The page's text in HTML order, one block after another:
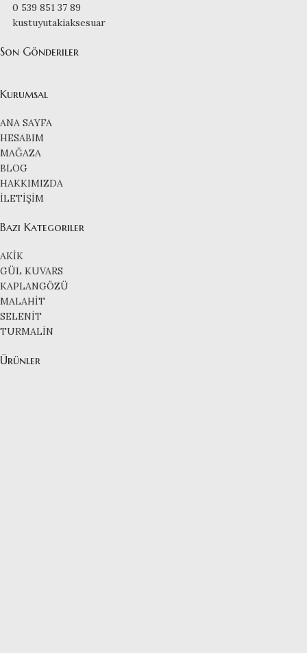
0 539 851 37 89
kustuyutakiaksesuar
Son Gönderiler
Kurumsal
ANA SAYFA
HESABIM
MAĞAZA
BLOG
HAKKIMIZDA
İLETİŞİM
Bazı Kategoriler
AKİK
GÜL KUVARS
KAPLANGÖZÜ
MALAHİT
SELENİT
TURMALİN
Ürünler